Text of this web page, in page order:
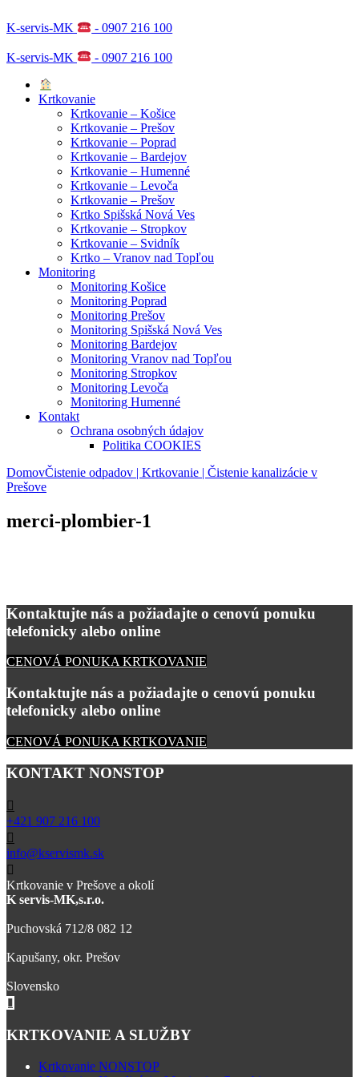
K-servis-MK - 0907 216 100
K-servis-MK - 0907 216 100
Krtkovanie
Krtkovanie – Košice
Krtkovanie – Prešov
Krtkovanie – Poprad
Krtkovanie – Bardejov
Krtkovanie – Humenné
Krtkovanie – Levoča
Krtkovanie – Prešov
Krtko Spišská Nová Ves
Krtkovanie – Stropkov
Krtkovanie – Svidník
Krtko – Vranov nad Topľou
Monitoring
Monitoring Košice
Monitoring Poprad
Monitoring Prešov
Monitoring Spišská Nová Ves
Monitoring Bardejov
Monitoring Vranov nad Topľou
Monitoring Stropkov
Monitoring Levoča
Monitoring Humenné
Kontakt
Ochrana osobných údajov
Politika COOKIES
DomovČistenie odpadov | Krtkovanie | Čistenie kanalizácie v
Prešove
merci-plombier-1
Kontaktujte nás a požiadajte o cenovú ponuku
telefonicky alebo online
CENOVÁ PONUKA KRTKOVANIE
Kontaktujte nás a požiadajte o cenovú ponuku
telefonicky alebo online
CENOVÁ PONUKA KRTKOVANIE
KONTAKT NONSTOP
+421 907 216 100
info@kservismk.sk
Krtkovanie v Prešove a okolí
K servis-MK,s.r.o.
Puchovská 712/8 082 12
Kapušany, okr. Prešov
Slovensko
KRTKOVANIE A SLUŽBY
Krtkovanie NONSTOP